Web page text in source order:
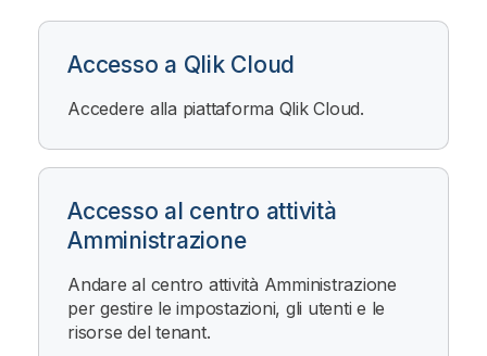
Accesso a Qlik Cloud
Accedere alla piattaforma Qlik Cloud.
Accesso al centro attività
Amministrazione
Andare al centro attività Amministrazione
per gestire le impostazioni, gli utenti e le
risorse del tenant.